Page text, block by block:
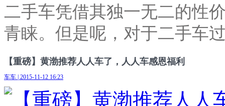
二手车凭借其独一无二的性
青睐。但是呢，对于二手车
【重磅】黄渤推荐人人车了，人人车感恩福利
车车 | 2015-11-12 16:23